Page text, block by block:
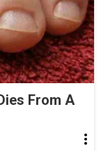
From A